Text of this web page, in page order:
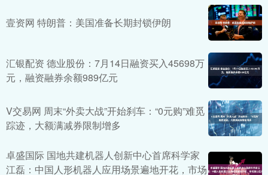
壹资网 特朗普：美国准备长期封锁伊朗
汇银配资 德业股份：7月14日融资买入45698万
元，融资融券余额989亿元
V交易网 周末“外卖大战”开始刹车：“0元购”难觅
踪迹，大额满减券限制增多
卓盛国际 国地共建机器人创新中心首席科学家
江磊：中国人形机器人应用场景遍地开花，市场